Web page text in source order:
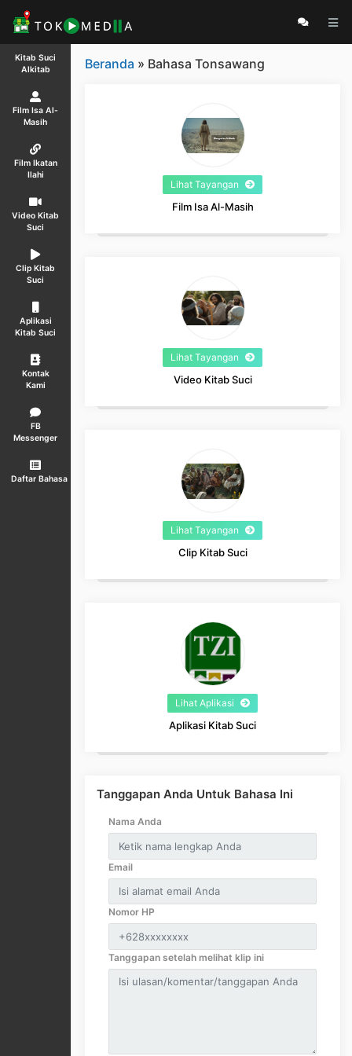
Kitab Suci
Alkitab
Film Isa Al-
Masih
Film Ikatan
Ilahi
Video Kitab
Suci
Clip Kitab
Suci
Aplikasi
Kitab Suci
Kontak
Kami
FB
Messenger
Daftar Bahasa
Beranda » Bahasa Tonsawang
Lihat Tayangan
Film Isa Al-Masih
Lihat Tayangan
Video Kitab Suci
Lihat Tayangan
Clip Kitab Suci
Lihat Aplikasi
Aplikasi Kitab Suci
Tanggapan Anda Untuk Bahasa Ini
Nama Anda
Email
Nomor HP
Tanggapan setelah melihat klip ini